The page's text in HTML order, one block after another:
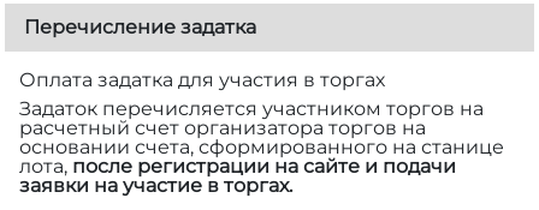
Перечисление задатка
Оплата задатка для участия в торгах
Задаток перечисляется участником торгов на
расчетный счет организатора торгов на
основании счета, сформированного на станице
лота, после регистрации на сайте и подачи
заявки на участие в торгах.